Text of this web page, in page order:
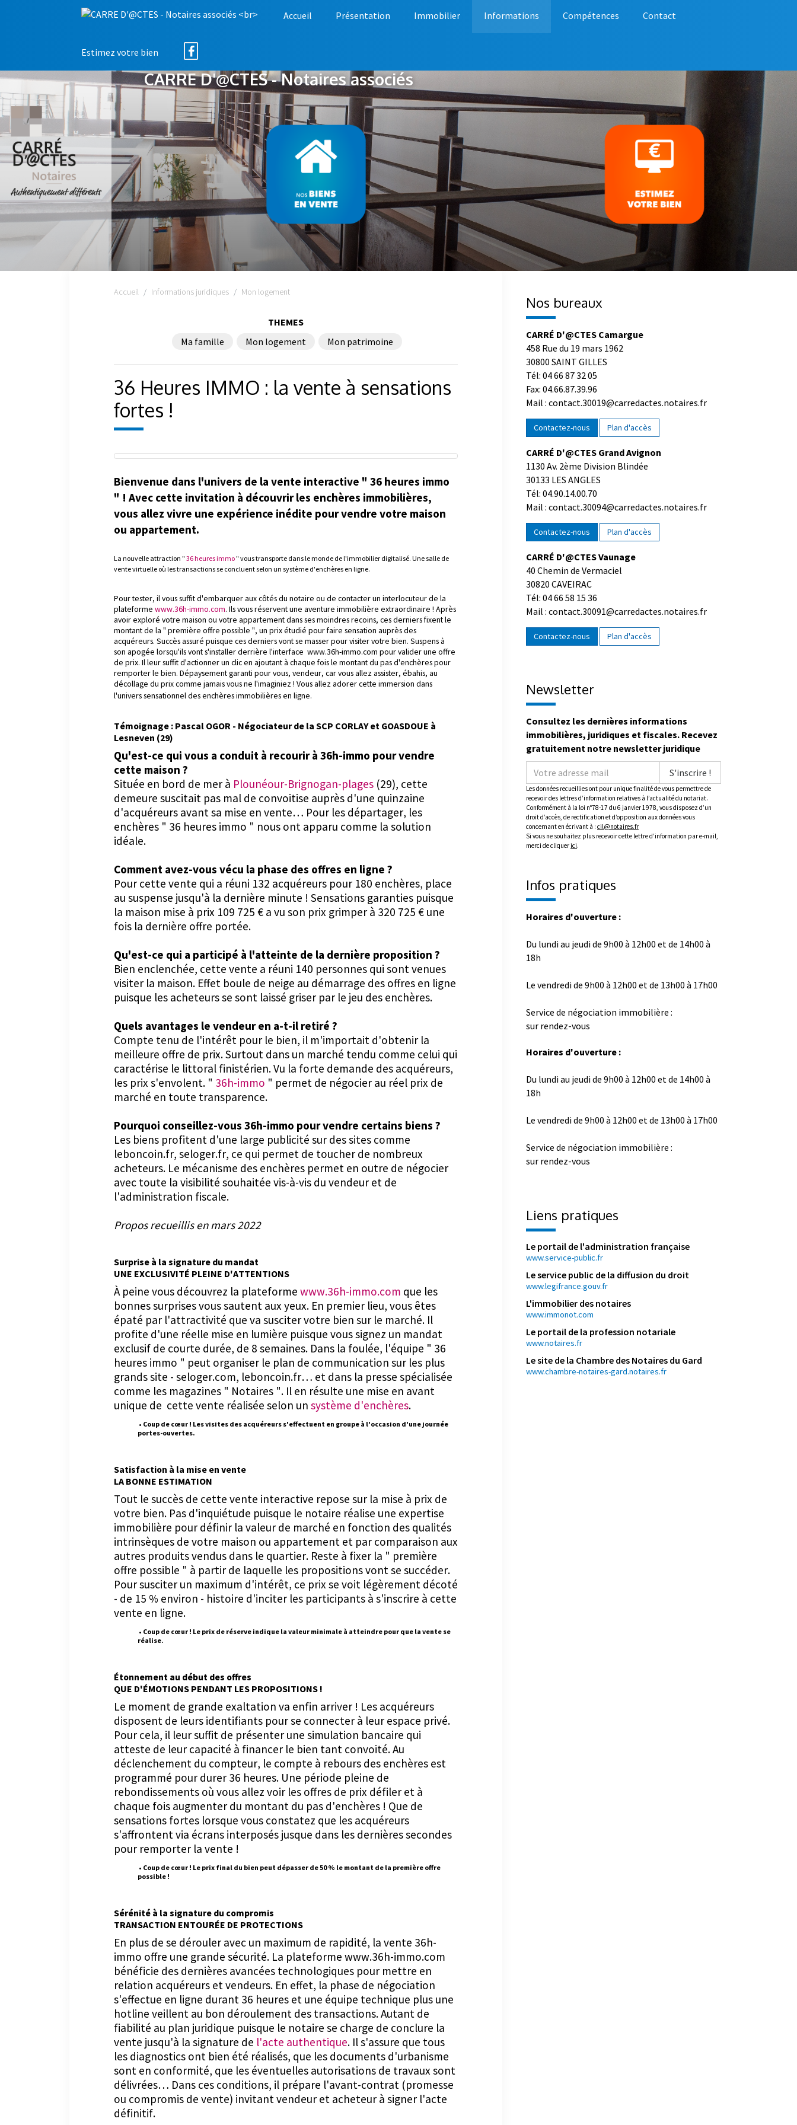
Accueil Présentation Immobilier Informations Compétences Contact
Estimez votre bien
CARRE D'@CTES - Notaires associés
Accueil Informations juridiques Mon logement
THEMES
Ma famille
Mon logement Mon patrimoine
36 Heures IMMO : la vente à sensations
fortes !
Bienvenue dans l'univers de la vente interactive " 36 heures immo
" ! Avec cette invitation à découvrir les enchères immobilières,
vous allez vivre une expérience inédite pour vendre votre maison
ou appartement.
La nouvelle attraction " 36 heures immo" vous transporte dans le monde de l'immobilier digitalisé. Une salle de
vente virtuelle où les transactions se concluent selon un système d'enchères en ligne.
Pour tester, il vous suffit d'embarquer aux côtés du notaire ou de contacter un interlocuteur de la
plateforme www.36h-immo.com. Ils vous réservent une aventure immobilière extraordinaire ! Après
avoir exploré votre maison ou votre appartement dans ses moindres recoins, ces derniers fixent le
montant de la " première offre possible ", un prix étudié pour faire sensation auprès des
acquéreurs. Succès assuré puisque ces derniers vont se masser pour visiter votre bien. Suspens à
son apogée lorsqu'ils vont s'installer derrière l'interface www.36h-immo.com pour valider une offre
de prix. Il leur suffit d'actionner un clic en ajoutant à chaque fois le montant du pas d'enchères pour
remporter le bien. Dépaysement garanti pour vous, vendeur, car vous allez assister, ébahis, au
décollage du prix comme jamais vous ne l'imaginiez ! Vous allez adorer cette immersion dans
l'univers sensationnel des enchères immobilières en ligne.
Témoignage : Pascal OGOR - Négociateur de la SCP CORLAY et GOASDOUE à
Lesneven (29)
Qu'est-ce qui vous a conduit à recourir à 36h-immo pour vendre
cette maison ?
Située en bord de mer à Plounéour-Brignogan-plages (29), cette
demeure suscitait pas mal de convoitise auprès d'une quinzaine
d'acquéreurs avant sa mise en vente… Pour les départager, les
enchères " 36 heures immo " nous ont apparu comme la solution
idéale.
Comment avez-vous vécu la phase des offres en ligne ?
Pour cette vente qui a réuni 132 acquéreurs pour 180 enchères, place
au suspense jusqu'à la dernière minute ! Sensations garanties puisque
la maison mise à prix 109 725 € a vu son prix grimper à 320 725 € une
fois la dernière offre portée.
Qu'est-ce qui a participé à l'atteinte de la dernière proposition ?
Bien enclenchée, cette vente a réuni 140 personnes qui sont venues
visiter la maison. Effet boule de neige au démarrage des offres en ligne
puisque les acheteurs se sont laissé griser par le jeu des enchères.
Quels avantages le vendeur en a-t-il retiré ?
Compte tenu de l'intérêt pour le bien, il m'importait d'obtenir la
meilleure offre de prix. Surtout dans un marché tendu comme celui qui
caractérise le littoral finistérien. Vu la forte demande des acquéreurs,
les prix s'envolent. " 36h-immo " permet de négocier au réel prix de
marché en toute transparence.
Pourquoi conseillez-vous 36h-immo pour vendre certains biens ?
Les biens profitent d'une large publicité sur des sites comme
leboncoin.fr, seloger.fr, ce qui permet de toucher de nombreux
acheteurs. Le mécanisme des enchères permet en outre de négocier
avec toute la visibilité souhaitée vis-à-vis du vendeur et de
l'administration fiscale.
Propos recueillis en mars 2022
Surprise à la signature du mandat
UNE EXCLUSIVITÉ PLEINE D'ATTENTIONS
À peine vous découvrez la plateforme www.36h-immo.com que les
bonnes surprises vous sautent aux yeux. En premier lieu, vous êtes
épaté par l'attractivité que va susciter votre bien sur le marché. Il
profite d'une réelle mise en lumière puisque vous signez un mandat
exclusif de courte durée, de 8 semaines. Dans la foulée, l'équipe " 36
heures immo " peut organiser le plan de communication sur les plus
grands site - seloger.com, leboncoin.fr… et dans la presse spécialisée
comme les magazines " Notaires ". Il en résulte une mise en avant
unique de cette vente réalisée selon un système d'enchères.
• Coup de cœur ! Les visites des acquéreurs s'effectuent en groupe à l'occasion d'une journée
portes-ouvertes.
Satisfaction à la mise en vente
LA BONNE ESTIMATION
Tout le succès de cette vente interactive repose sur la mise à prix de
votre bien. Pas d'inquiétude puisque le notaire réalise une expertise
immobilière pour définir la valeur de marché en fonction des qualités
intrinsèques de votre maison ou appartement et par comparaison aux
autres produits vendus dans le quartier. Reste à fixer la " première
offre possible " à partir de laquelle les propositions vont se succéder.
Pour susciter un maximum d'intérêt, ce prix se voit légèrement décoté
- de 15 % environ - histoire d'inciter les participants à s'inscrire à cette
vente en ligne.
• Coup de cœur ! Le prix de réserve indique la valeur minimale à atteindre pour que la vente se
réalise.
Étonnement au début des offres
QUE D'ÉMOTIONS PENDANT LES PROPOSITIONS !
Le moment de grande exaltation va enfin arriver ! Les acquéreurs
disposent de leurs identifiants pour se connecter à leur espace privé.
Pour cela, il leur suffit de présenter une simulation bancaire qui
atteste de leur capacité à financer le bien tant convoité. Au
déclenchement du compteur, le compte à rebours des enchères est
programmé pour durer 36 heures. Une période pleine de
rebondissements où vous allez voir les offres de prix défiler et à
chaque fois augmenter du montant du pas d'enchères ! Que de
sensations fortes lorsque vous constatez que les acquéreurs
s'affrontent via écrans interposés jusque dans les dernières secondes
pour remporter la vente !
• Coup de cœur ! Le prix final du bien peut dépasser de 50 % le montant de la première offre
possible !
Sérénité à la signature du compromis
TRANSACTION ENTOURÉE DE PROTECTIONS
En plus de se dérouler avec un maximum de rapidité, la vente 36h-
immo offre une grande sécurité. La plateforme www.36h-immo.com
bénéficie des dernières avancées technologiques pour mettre en
relation acquéreurs et vendeurs. En effet, la phase de négociation
s'effectue en ligne durant 36 heures et une équipe technique plus une
hotline veillent au bon déroulement des transactions. Autant de
fiabilité au plan juridique puisque le notaire se charge de conclure la
vente jusqu'à la signature de l'acte authentique. Il s'assure que tous
les diagnostics ont bien été réalisés, que les documents d'urbanisme
sont en conformité, que les éventuelles autorisations de travaux sont
délivrées… Dans ces conditions, il prépare l'avant-contrat (promesse
ou compromis de vente) invitant vendeur et acheteur à signer l'acte
définitif.
Nos bureaux
CARRÉ D'@CTES Camargue
458 Rue du 19 mars 1962
30800 SAINT GILLES
Tél: 04 66 87 32 05
Fax: 04.66.87.39.96
Mail : contact.30019@carredactes.notaires.fr
Contactez-nous Plan d'accès
CARRÉ D'@CTES Grand Avignon
1130 Av. 2ème Division Blindée
30133 LES ANGLES
Tél: 04.90.14.00.70
Mail : contact.30094@carredactes.notaires.fr
Contactez-nous Plan d'accès
CARRÉ D'@CTES Vaunage
40 Chemin de Vermaciel
30820 CAVEIRAC
Tél: 04 66 58 15 36
Mail : contact.30091@carredactes.notaires.fr
Contactez-nous Plan d'accès
Newsletter
Consultez les dernières informations
immobilières, juridiques et fiscales. Recevez
gratuitement notre newsletter juridique
S'inscrire !
Les données recueillies ont pour unique finalité de vous permettre de
recevoir des lettres d’information relatives à l’actualité du notariat.
Conformément à la loi n°78-17 du 6 janvier 1978, vous disposez d’un
droit d’accès, de rectification et d’opposition aux données vous
concernant en écrivant à : cil@notaires.fr
Si vous ne souhaitez plus recevoir cette lettre d’information par e-mail,
merci de cliquer ici.
Infos pratiques
Horaires d'ouverture :
Du lundi au jeudi de 9h00 à 12h00 et de 14h00 à
18h
Le vendredi de 9h00 à 12h00 et de 13h00 à 17h00
Service de négociation immobilière :
sur rendez-vous
Horaires d'ouverture :
Du lundi au jeudi de 9h00 à 12h00 et de 14h00 à
18h
Le vendredi de 9h00 à 12h00 et de 13h00 à 17h00
Service de négociation immobilière :
sur rendez-vous
Liens pratiques
Le portail de l'administration française
www.service-public.fr
Le service public de la diffusion du droit
www.legifrance.gouv.fr
L'immobilier des notaires
www.immonot.com
Le portail de la profession notariale
www.notaires.fr
Le site de la Chambre des Notaires du Gard
www.chambre-notaires-gard.notaires.fr